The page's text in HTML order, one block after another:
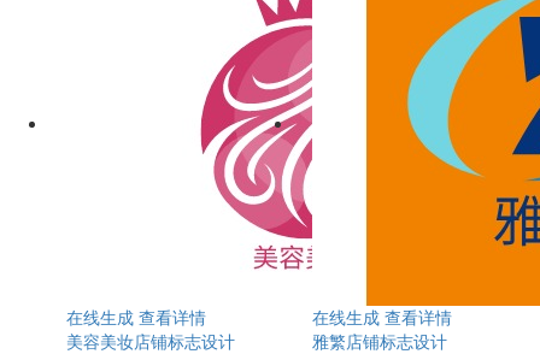
在线生成 查看详情
美容美妆店铺标志设计
在线生成 查看详情
雅繁店铺标志设计